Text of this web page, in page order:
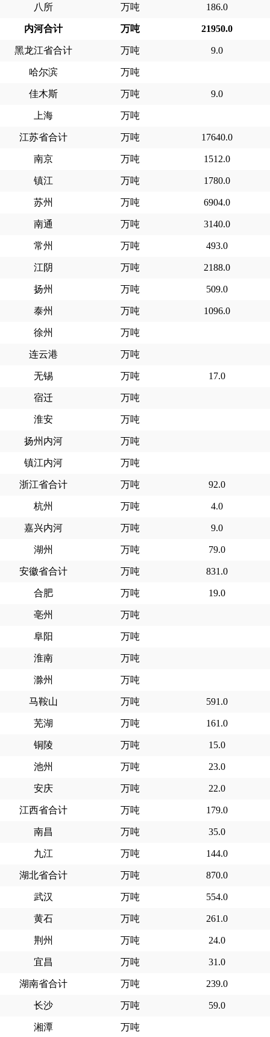
八所 万吨 186.0
内河合计 万吨 21950.0
黑龙江省合计 万吨 9.0
哈尔滨 万吨
佳木斯 万吨 9.0
上海 万吨
江苏省合计 万吨 17640.0
南京 万吨 1512.0
镇江 万吨 1780.0
苏州 万吨 6904.0
南通 万吨 3140.0
常州 万吨 493.0
江阴 万吨 2188.0
扬州 万吨 509.0
泰州 万吨 1096.0
徐州 万吨
连云港 万吨
无锡 万吨 17.0
宿迁 万吨
淮安 万吨
扬州内河 万吨
镇江内河 万吨
浙江省合计 万吨 92.0
杭州 万吨 4.0
嘉兴内河 万吨 9.0
湖州 万吨 79.0
安徽省合计 万吨 831.0
合肥 万吨 19.0
亳州 万吨
阜阳 万吨
淮南 万吨
滁州 万吨
马鞍山 万吨 591.0
芜湖 万吨 161.0
铜陵 万吨 15.0
池州 万吨 23.0
安庆 万吨 22.0
江西省合计 万吨 179.0
南昌 万吨 35.0
九江 万吨 144.0
湖北省合计 万吨 870.0
武汉 万吨 554.0
黄石 万吨 261.0
荆州 万吨 24.0
宜昌 万吨 31.0
湖南省合计 万吨 239.0
长沙 万吨 59.0
湘潭 万吨